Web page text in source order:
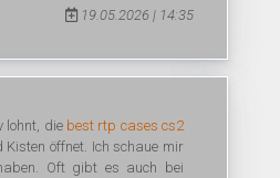
19.05.2026 | 14:35
lohnt, die best rtp cases cs2
Kisten öffnet. Ich schaue mir
Oft gibt es auch bei